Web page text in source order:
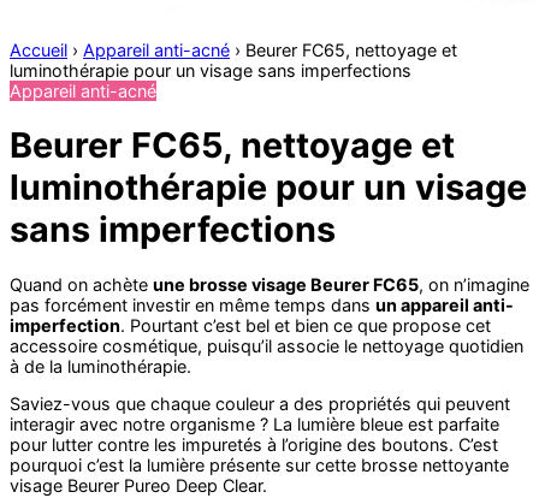
Accueil › Appareil anti-acné › Beurer FC65, nettoyage et
luminothérapie pour un visage sans imperfections
Appareil anti-acné
Beurer FC65, nettoyage et
luminothérapie pour un visage
sans imperfections
Quand on achète une brosse visage Beurer FC65, on n’imagine
pas forcément investir en même temps dans un appareil anti-
imperfection. Pourtant c’est bel et bien ce que propose cet
accessoire cosmétique, puisqu’il associe le nettoyage quotidien
à de la luminothérapie.
Saviez-vous que chaque couleur a des propriétés qui peuvent
interagir avec notre organisme ? La lumière bleue est parfaite
pour lutter contre les impuretés à l’origine des boutons. C’est
pourquoi c’est la lumière présente sur cette brosse nettoyante
visage Beurer Pureo Deep Clear.